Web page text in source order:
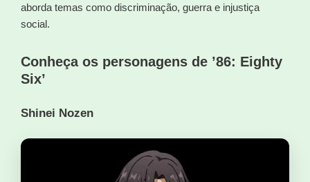
aborda temas como discriminação, guerra e injustiça
social.
Conheça os personagens de ’86: Eighty
Six’
Shinei Nozen